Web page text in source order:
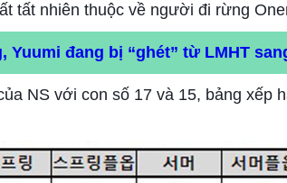
tất nhiên thuộc về người đi rừng
Yuumi đang bị “ghét” từ LMHT
NS với con số 17 và 15, bảng xếp